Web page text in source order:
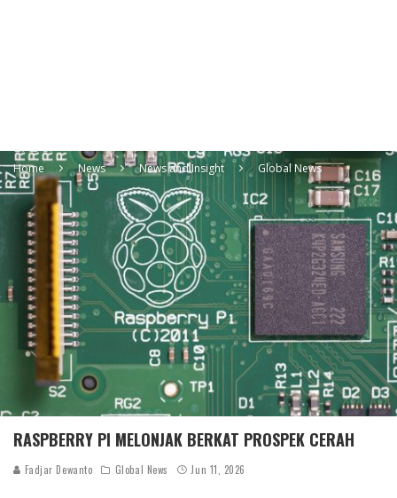
Home News News and Insight Global News
RASPBERRY PI MELONJAK BERKAT PROSPEK CERAH
Fadjar Dewanto Global News Jun 11, 2026